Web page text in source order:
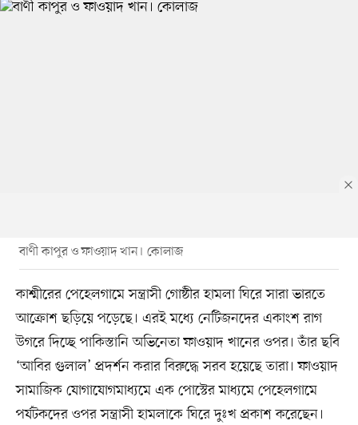
বাণী কাপুর ও ফাওয়াদ খান। কোলাজ
কাশ্মীরের পেহেলগামে সন্ত্রাসী গোষ্ঠীর হামলা ঘিরে সারা ভারতে
আক্রোশ ছড়িয়ে পড়েছে। এরই মধ্যে নেটিজনদের একাংশ রাগ
উগরে দিচ্ছে পাকিস্তানি অভিনেতা ফাওয়াদ খানের ওপর। তাঁর ছবি
‘আবির গুলাল’ প্রদর্শন করার বিরুদ্ধে সরব হয়েছে তারা। ফাওয়াদ
সামাজিক যোগাযোগমাধ্যমে এক পোস্টের মাধ্যমে পেহেলগামে
পর্যটকদের ওপর সন্ত্রাসী হামলাকে ঘিরে দুঃখ প্রকাশ করেছেন।